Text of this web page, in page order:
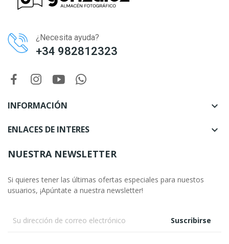
¿Necesita ayuda?
+34 982812323
INFORMACIÓN 
ENLACES DE INTERES

NUESTRA NEWSLETTER
Si quieres tener las últimas ofertas especiales para nuestos
usuarios, ¡Apúntate a nuestra newsletter!
Suscribirse